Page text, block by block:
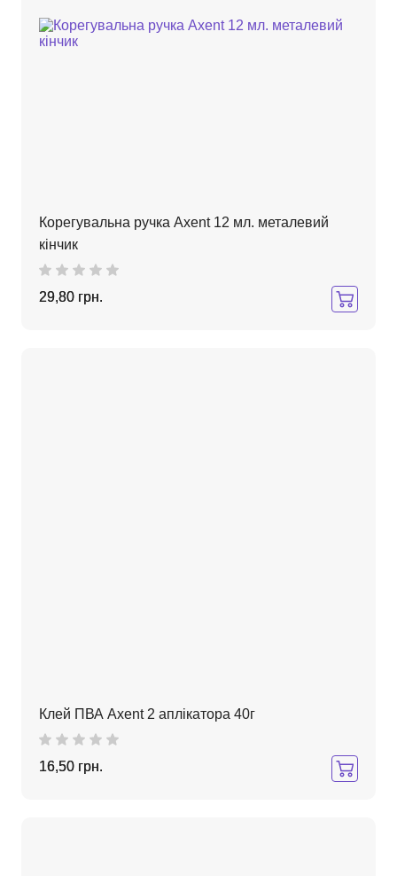
Корегувальна ручка Axent 12 мл. металевий
кінчик
29,80 грн.
Клей ПВА Axent 2 аплікатора 40г
16,50 грн.